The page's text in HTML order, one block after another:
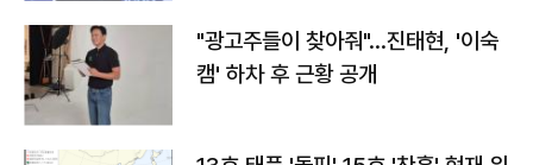
"광고주들이 찾아줘"…진태현, '이숙
캠' 하차 후 근황 공개